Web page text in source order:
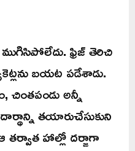
ఫ్రిజ్ తెరిచి
బయట పడేశాడు.
చింతపండు అన్నీ
తయారుచేసుకుని
తర్వాత హాల్లో దర్జాగా